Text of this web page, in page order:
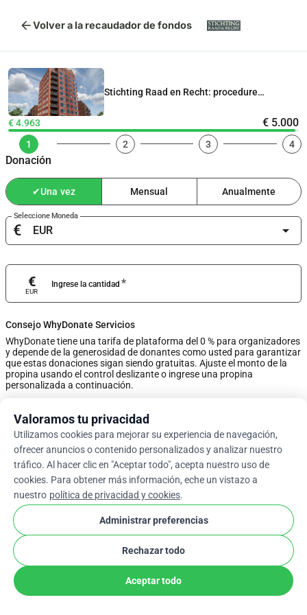
arrow_backVolver a la recaudador de fondos
Stichting Raad en Recht: procedure
€ 4.963
€ 5.000
1
Donación
2 3 4
✔Una vez Mensual Anualmente
Seleccione Moneda
€ arrow_drop_down
Ingrese la cantidad *
€
EUR
Consejo WhyDonate Servicios
WhyDonate tiene una tarifa de plataforma del 0 % para organizadores
y depende de la generosidad de donantes como usted para garantizar
que estas donaciones sigan siendo gratuitas. Ajuste el monto de la
propina usando el control deslizante o ingrese una propina
personalizada a continuación.
0%
Ingrese Una Sugerencia Personalizada
Siguiente
Valoramos tu privacidad
Utilizamos cookies para mejorar su experiencia de navegación,
ofrecer anuncios o contenido personalizados y analizar nuestro
tráfico. Al hacer clic en "Aceptar todo", acepta nuestro uso de
cookies. Para obtener más información, eche un vistazo a
nuestro política de privacidad y cookies.
Administrar preferencias
Rechazar todo
Aceptar todo